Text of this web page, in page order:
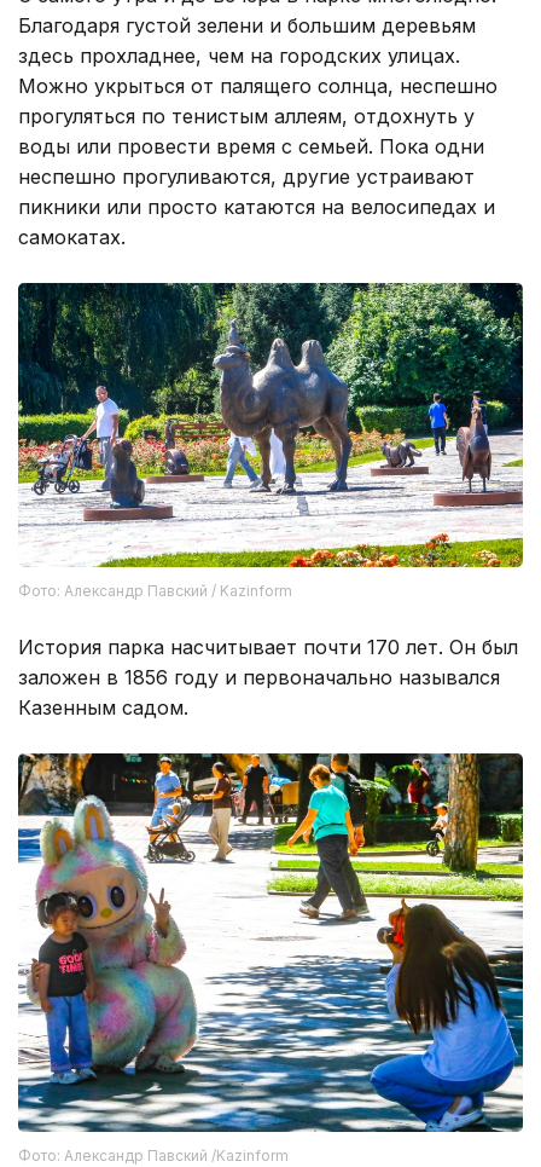
Благодаря густой зелени и большим деревьям
здесь прохладнее, чем на городских улицах.
Можно укрыться от палящего солнца, неспешно
прогуляться по тенистым аллеям, отдохнуть у
воды или провести время с семьей. Пока одни
неспешно прогуливаются, другие устраивают
пикники или просто катаются на велосипедах и
самокатах.
Фото: Александр Павский / Kazinform
История парка насчитывает почти 170 лет. Он был
заложен в 1856 году и первоначально назывался
Казенным садом.
Фото: Александр Павский /Kazinform